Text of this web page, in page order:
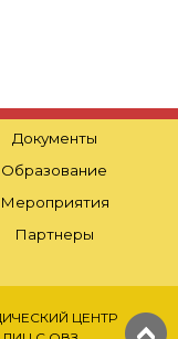
Документы
Образование
Мероприятия
Партнеры
ЦЕНТР